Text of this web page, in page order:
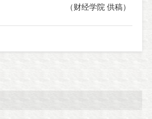
（财经学院 供稿）